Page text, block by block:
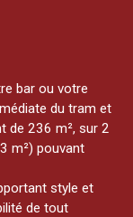
bar ou votre
du tram et
de 236 m², sur 2
m²) pouvant
style et
de tout